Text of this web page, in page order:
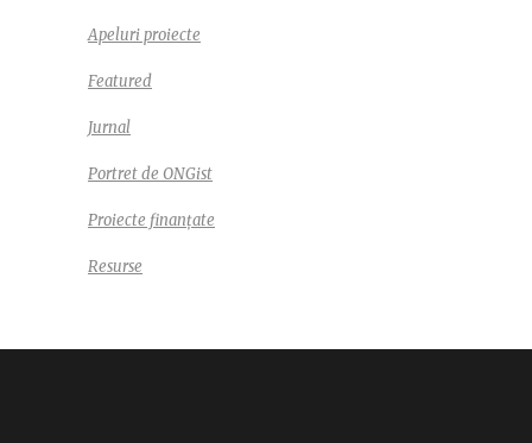
Apeluri proiecte
Featured
Jurnal
Portret de ONGist
Proiecte finanțate
Resurse